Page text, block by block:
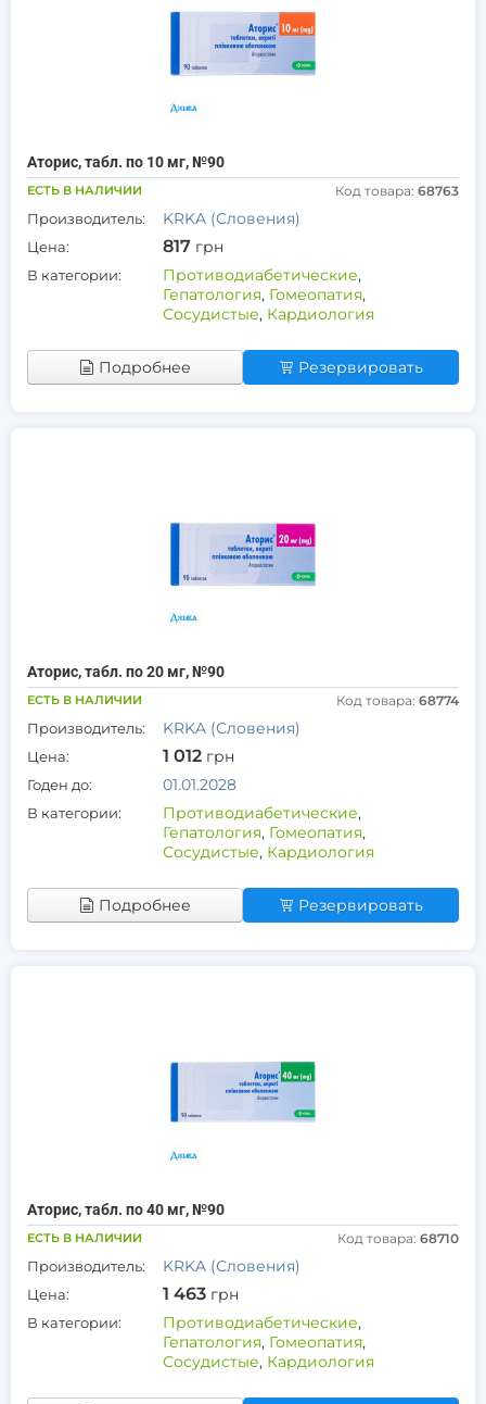
Аторис, табл. по 10 мг, №90
ЕСТЬ В НАЛИЧИИ Код товара: 68763
Производитель: KRKA (Словения)
Цена: 817 грн
В категории: Противодиабетические,
Гепатология, Гомеопатия,
Сосудистые, Кардиология
Подробнее Резервировать
Аторис, табл. по 20 мг, №90
ЕСТЬ В НАЛИЧИИ Код товара: 68774
Производитель: KRKA (Словения)
Цена: 1 012 грн
Годен до: 01.01.2028
В категории: Противодиабетические,
Гепатология, Гомеопатия,
Сосудистые, Кардиология
Подробнее Резервировать
Аторис, табл. по 40 мг, №90
ЕСТЬ В НАЛИЧИИ Код товара: 68710
Производитель: KRKA (Словения)
Цена: 1 463 грн
В категории: Противодиабетические,
Гепатология, Гомеопатия,
Сосудистые, Кардиология